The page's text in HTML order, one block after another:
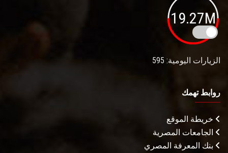
19.27M
الزيارات اليومية: 595
روابط تهمك
خريطة الموقع
الجامعات المصرية
بنك المعرفة المصري